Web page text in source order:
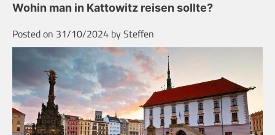
Wohin man in Kattowitz reisen sollte?
Posted on 31/10/2024 bySteffen